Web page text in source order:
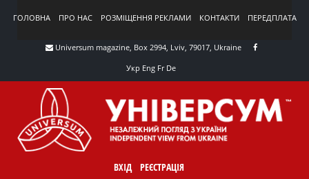
ГОЛОВНА ПРО НАС РОЗМІЩЕННЯ РЕКЛАМИ КОНТАКТИ ПЕРЕДПЛАТА
Universum magazine, Box 2994, Lviv, 79017, Ukraine
Укр Eng Fr De
ВХІД РЕЄСТРАЦІЯ